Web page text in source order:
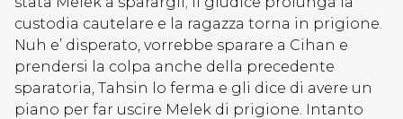
custodia cautelare e la ragazza torna in prigione.
Nuh e’ disperato, vorrebbe sparare a Cihan e
prendersi la colpa anche della precedente
sparatoria, Tahsin lo ferma e gli dice di avere un
piano per far uscire Melek di prigione. Intanto